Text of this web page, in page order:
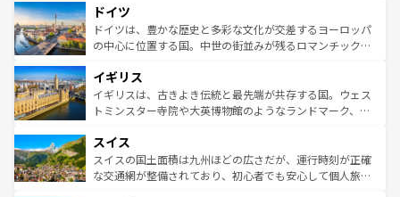
せる。地方によって風土や気候が異なるスペインはその個
性で訪れる人を魅了する。 なお、新着のスペイン情報は コ
ンテンツ一覧を参照してほしい。
で、幅広い魅力が詰まっている。華麗な宮殿、歴史的な大
聖堂、美しいビーチ、そして豊かな自然が、訪れる者を心
から魅了する。また、フランスは美食の国としても知ら
いる。シャンパンの発祥地であるランス、プロヴァンスの
香り高いラベンダー畑など、多彩な楽しみ方が可能だ。さ
らに、パリ以外の地域にも魅力が溢れており、どの街角に
れる地方に足を運ぶとそれぞれで全く異なる文化を体験で
きるだろう。 なお、新着のフランス情報はコンテンツ一覧
を参照してほしい。
ドイツ
ドイツは、豊かな歴史と多彩な文化が交差するヨーロッパ
の中心に位置する国。中世の街並みが残るロマンチック街
顔を持つこの国は、どこを歩いても飽きることがない。ベ
ルリンの文化的活気、バイエルン州のアルプスの絶景、そ
してライン川沿いのワイン畑といった風景は必見。ビール
は、お酒好きな人にはぜひ体験してほしい。 なお、新着の
ドイツ情報はコンテンツ一覧を参照してほしい。
イギリス
イギリスは、古きよき伝統と最先端が共存する国。ウェス
トミンスター寺院や大英博物館のようなランドマーク、歴
リアごとに異なる魅力がある。また、優雅なアフタヌーン
ティー、ビール好きにはたまらない英国パブ、サッカー観
戦など、本場だからこそできる体験も豊富。イギリスを旅
スイス
スイスの国土面積は九州ほどの広さだが、運行時刻が正確
な交通網が整備されており、初心者でも安心して個人旅行